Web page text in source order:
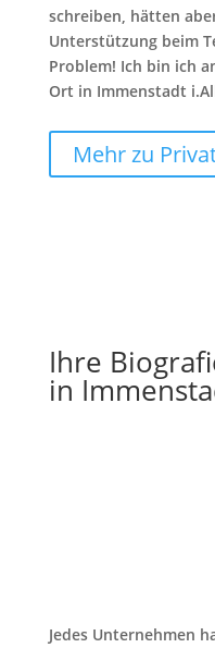
schreiben, hätten
Unterstützung beim
Problem! Ich bin ich
Ort in Immenstadt
Mehr zu
Ihre
in
Jedes Unternehmen